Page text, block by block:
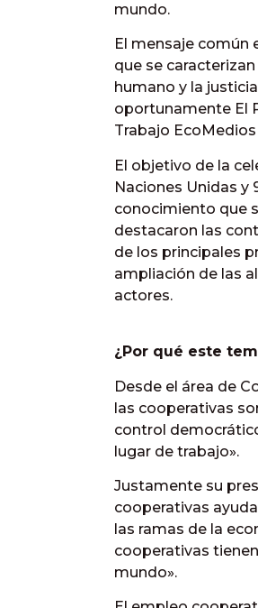
mundo.
El mensaje común
que se
humano y la
oportunamente El
Trabajo
El objetivo de la
Naciones Unidas y
conocimiento que
destacaron las
de los principales
ampliación de las
actores.
¿Por qué este
Desde el área de
las cooperativas
control
lugar de trabajo».
Justamente su
cooperativas
las ramas de la
cooperativas
mundo».